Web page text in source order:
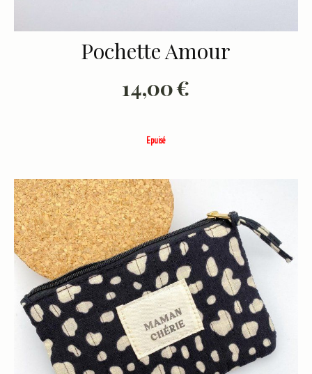
Pochette Amour
14,00€
Epuisé